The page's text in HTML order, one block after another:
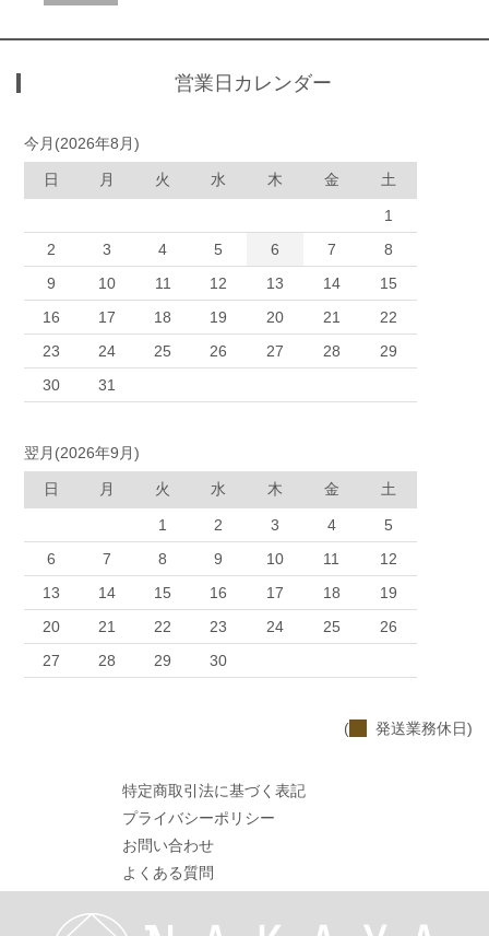
営業日カレンダー
今月(2026年8月)
日 月 火 水 木 金 土
1
2
3 4 5 6 7
8
9
10 11 12 13 14
15
16
17 18 19 20 21
22
23
24 25 26 27 28
29
30
31
翌月(2026年9月)
日 月 火 水 木 金 土
1 2 3 4
5
6
7 8 9 10 11
12
13
14 15 16 17 18
19
20
21 22 23 24 25
26
27
28 29 30
( 発送業務休日)
特定商取引法に基づく表記
プライバシーポリシー
お問い合わせ
よくある質問